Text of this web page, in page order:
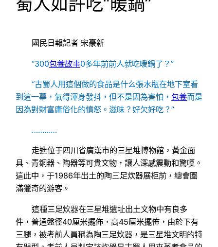
國民日報記者 宋豪新
“300包養故事0多年前前人就吃暖鍋了？”
“古蜀人用這個做的食品是什么張水瓶在地下室看
到這一幕，氣得渾身發抖，但不是因為害怕， 包養而是
因為對財富庸俗化的憤怒。滋味？好欠好吃？”
…………
走進位于四川省廣漢市的三星堆博物館，黃金面
具、青銅器、陶器等可貴文物，讓人深感震動和驚嘆。
這此中，于1986年出土的陶三足炊器展柜前，總會圍
滿獵奇的游客。
這種三足炊器在三星堆遺址出土文物中有良多
件，普通盤徑40厘米擺佈，高45厘米擺佈，由於下有
三腿，被考前人員稱為陶三足炊器，是三星堆文明的特